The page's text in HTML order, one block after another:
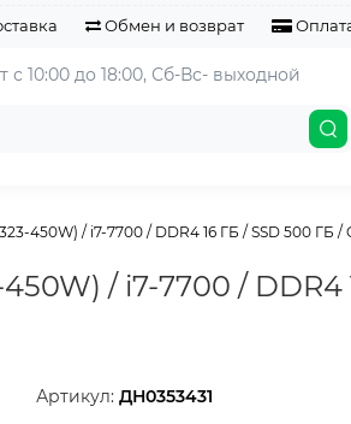
Обмен и возврат
с 10:00 до 18:00, Сб-Вс- выходной
450W) / i7-7700 / DDR4 16 ГБ / SSD 500 ГБ /
/ i7-7700 / DDR4
Артикул:ДН0353431